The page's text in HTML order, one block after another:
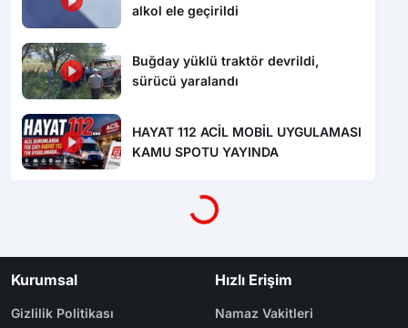
alkol ele geçirildi
Buğday yüklü traktör devrildi,
sürücü yaralandı
HAYAT 112 ACİL MOBİL UYGULAMASI
KAMU SPOTU YAYINDA
Yükleniyor...
Kurumsal
Gizlilik Politikası
Hızlı Erişim
Namaz Vakitleri